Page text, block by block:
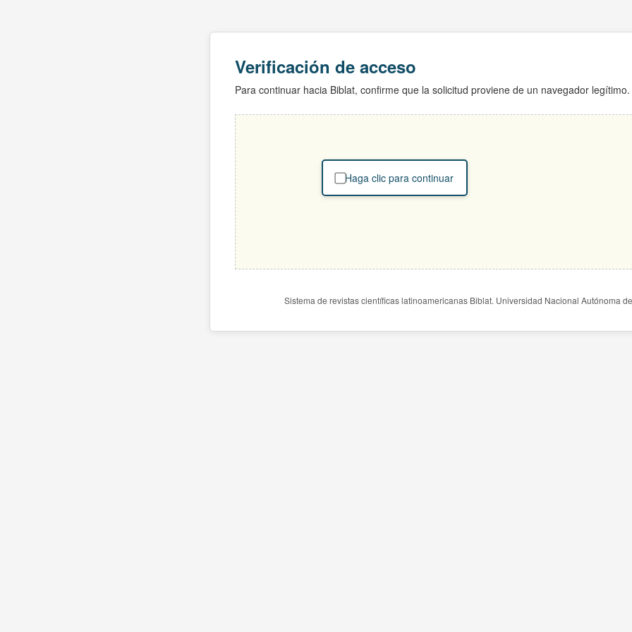
Verificación de acceso
Para continuar hacia Biblat, confirme que la solicitud proviene de un navegador legítimo.
Haga clic para continuar
Sistema de revistas científicas latinoamericanas Biblat. Universidad Nacional Autónoma